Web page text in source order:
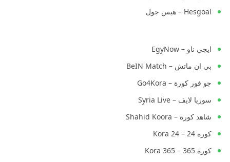
Hesgoal – هيس جول
ايجي ناو – EgyNow
بي ان ماتش – BeIN Match
جو فور كورة – Go4Kora
سوريا لايف – Syria Live
شاهد كورة – Shahid Koora
كورة 24 – Kora 24
كورة 365 – Kora 365